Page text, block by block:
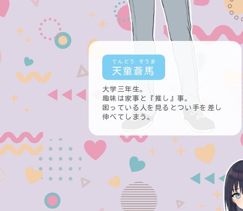
天童蒼馬
大学三年生。
趣味は家事と『推し』事。
困っている人を見るとつい手を差し
伸べてしまう。